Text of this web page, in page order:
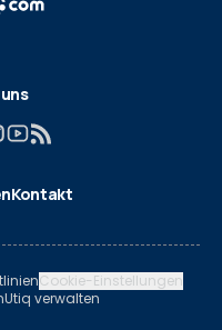
Kontakt
Cookie-Einstellungen
Utiq verwalten